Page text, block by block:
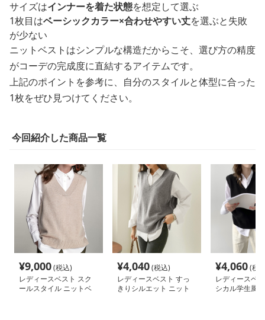
サイズはインナーを着た状態を想定して選ぶ
1枚目はベーシックカラー×合わせやすい丈を選ぶと失敗
が少ない
ニットベストはシンプルな構造だからこそ、選び方の精度
がコーデの完成度に直結するアイテムです。
上記のポイントを参考に、自分のスタイルと体型に合った
1枚をぜひ見つけてください。
今回紹介した商品一覧
¥9,000(税込)
レディースベスト スク
ールスタイル ニットベ
¥4,040(税込)
レディースベスト すっ
きりシルエット ニット
¥4,060(税
レディースベ
シカル学生風